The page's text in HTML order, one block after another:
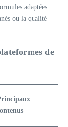
adaptées
ou la qualité
de